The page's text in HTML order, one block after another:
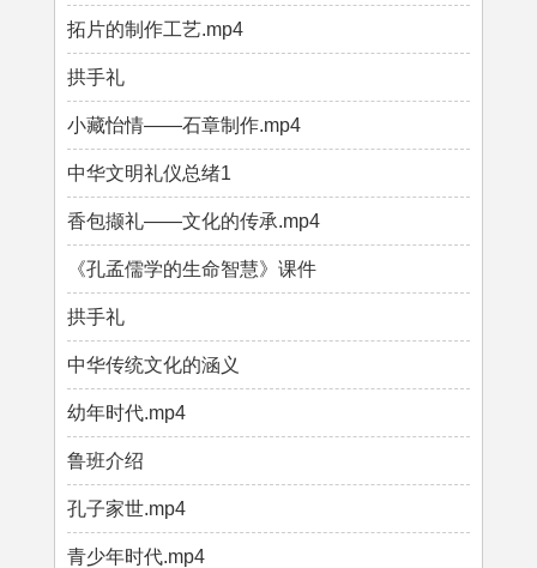
拓片的制作工艺.mp4
拱手礼
小藏怡情——石章制作.mp4
中华文明礼仪总绪1
香包撷礼——文化的传承.mp4
《孔孟儒学的生命智慧》课件
拱手礼
中华传统文化的涵义
幼年时代.mp4
鲁班介绍
孔子家世.mp4
青少年时代.mp4